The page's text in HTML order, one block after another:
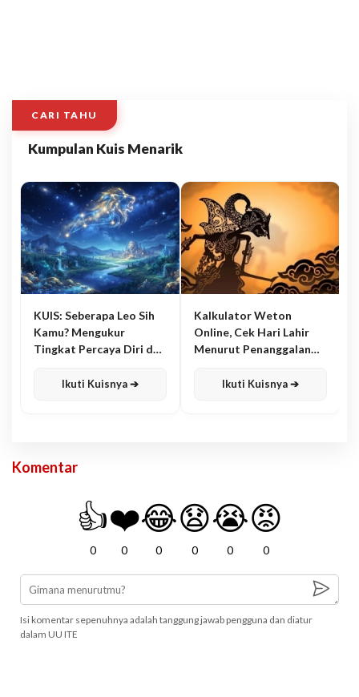
CARI TAHU
Kumpulan Kuis Menarik
KUIS: Seberapa Leo Sih
Kamu? Mengukur
Tingkat Percaya Diri dan
Ikuti Kuisnya ➔
Kalkulator Weton
Online, Cek Hari Lahir
Menurut Penanggalan
Ikuti Kuisnya ➔
Komentar
👍
0
❤️
0
😂
0
😧
0
😭
0
😡
0
Isi komentar sepenuhnya adalah tanggung jawab pengguna dan diatur
dalam UU ITE